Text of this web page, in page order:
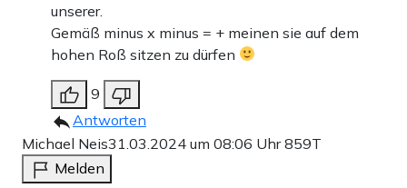
unserer.
Gemäß minus x minus = + meinen sie auf dem
hohen Roß sitzen zu dürfen
9
Antworten
Michael Neis31.03.2024 um 08:06 Uhr859T
Melden